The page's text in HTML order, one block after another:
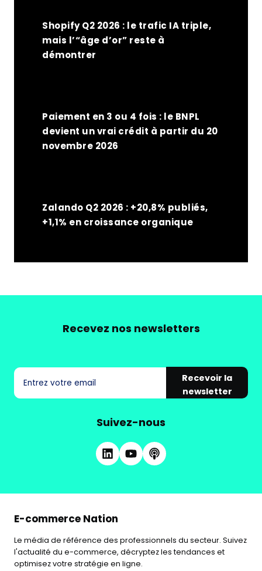
Shopify Q2 2026 : le trafic IA triple,
mais l’“âge d’or” reste à
démontrer
Paiement en 3 ou 4 fois : le BNPL
devient un vrai crédit à partir du 20
novembre 2026
Zalando Q2 2026 : +20,8% publiés,
+1,1% en croissance organique
Recevez nos newsletters
Recevoir la
newsletter
Suivez-nous
E-commerce Nation
Le média de référence des professionnels du secteur. Suivez
l'actualité du e-commerce, décryptez les tendances et
optimisez votre stratégie en ligne.